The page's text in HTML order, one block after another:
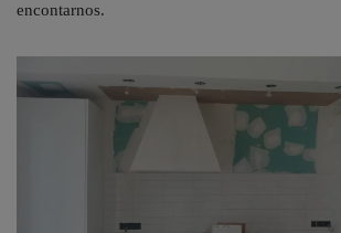
encontarnos.